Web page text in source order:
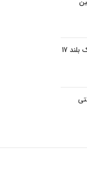
شلنگ پمپ بنزین داخل باک بلند 17